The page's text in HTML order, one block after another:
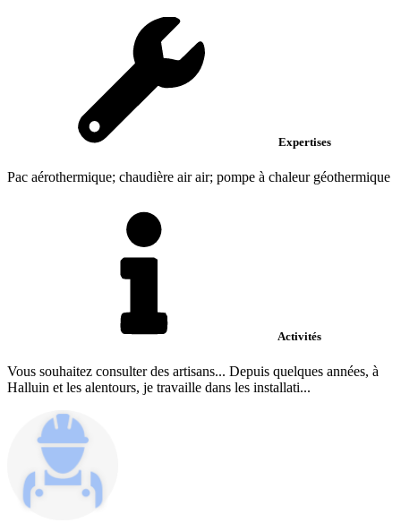
Expertises
Pac aérothermique; chaudière air air; pompe à chaleur géothermique
Activités
Vous souhaitez consulter des artisans... Depuis quelques années, à
Halluin et les alentours, je travaille dans les installati...